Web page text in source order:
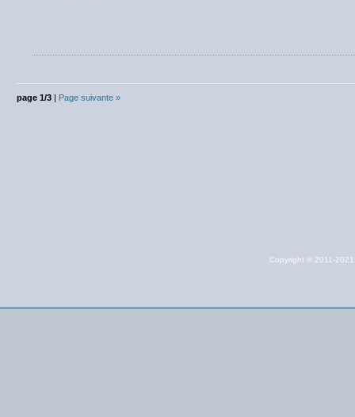
page 1/3 | Page suivante »
Copyright © 2011-